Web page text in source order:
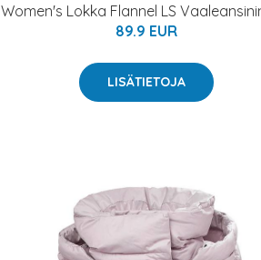
Women's Lokka Flannel LS
89.9 EUR
LISÄTIETOJA